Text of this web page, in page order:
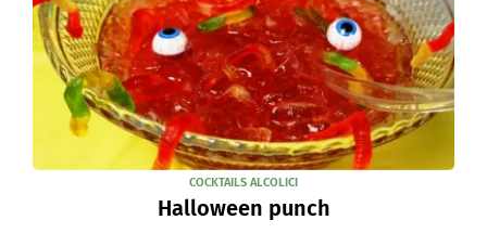
COCKTAILS ALCOLICI
Halloween punch